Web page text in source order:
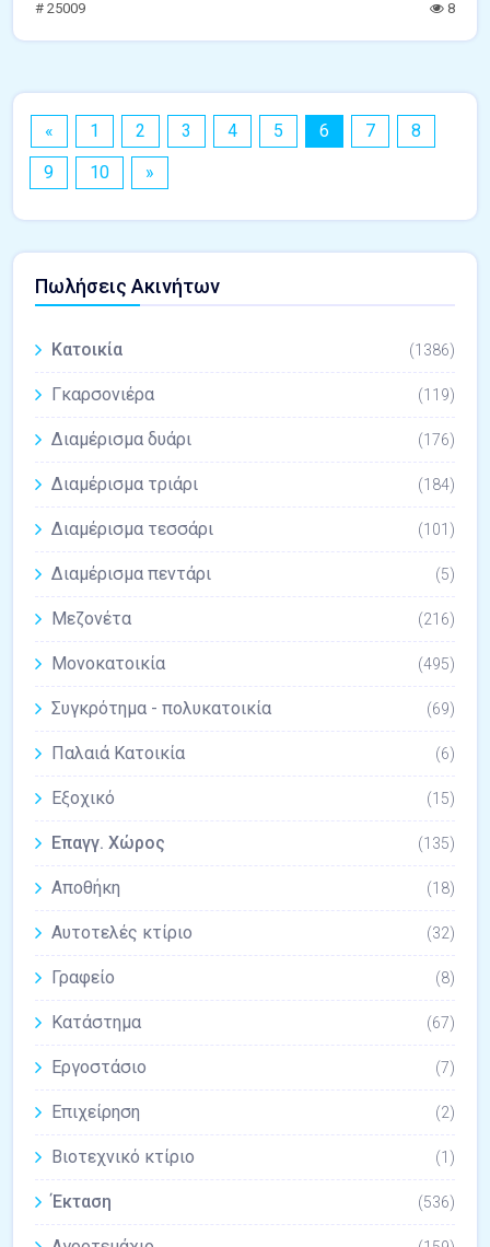
# 25009 8
« 1 2 3 4 5 6 7
8
9
10 »
Πωλήσεις Ακινήτων
Κατοικία (1386)
Γκαρσονιέρα (119)
Διαμέρισμα δυάρι (176)
Διαμέρισμα τριάρι (184)
Διαμέρισμα τεσσάρι (101)
Διαμέρισμα πεντάρι (5)
Μεζονέτα (216)
Μονοκατοικία (495)
Συγκρότημα - πολυκατοικία (69)
Παλαιά Κατοικία (6)
Εξοχικό (15)
Επαγγ. Χώρος (135)
Αποθήκη (18)
Αυτοτελές κτίριο (32)
Γραφείο (8)
Κατάστημα (67)
Εργοστάσιο (7)
Επιχείρηση (2)
Βιοτεχνικό κτίριο (1)
Έκταση (536)